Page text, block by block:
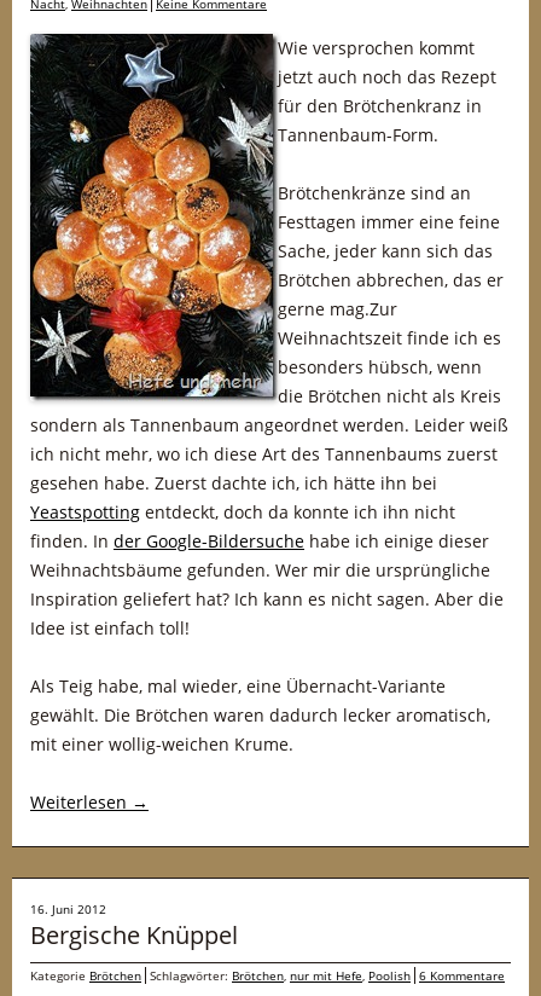
Nacht,Weihnachten Keine Kommentare
Wie versprochen kommt
jetzt auch noch das Rezept
für den Brötchenkranz in
Tannenbaum-Form.
Brötchenkränze sind an
Festtagen immer eine feine
Sache, jeder kann sich das
Brötchen abbrechen, das er
gerne mag.Zur
Weihnachtszeit finde ich es
besonders hübsch, wenn
die Brötchen nicht als Kreis
sondern als Tannenbaum angeordnet werden. Leider weiß
ich nicht mehr, wo ich diese Art des Tannenbaums zuerst
gesehen habe. Zuerst dachte ich, ich hätte ihn bei
Yeastspotting entdeckt, doch da konnte ich ihn nicht
finden. In der Google-Bildersuche habe ich einige dieser
Weihnachtsbäume gefunden. Wer mir die ursprüngliche
Inspiration geliefert hat? Ich kann es nicht sagen. Aber die
Idee ist einfach toll!
Als Teig habe, mal wieder, eine Übernacht-Variante
gewählt. Die Brötchen waren dadurch lecker aromatisch,
mit einer wollig-weichen Krume.
Weiterlesen →
16. Juni 2012
Bergische Knüppel
Kategorie Brötchen Schlagwörter: Brötchen, nur mit Hefe, Poolish 6 Kommentare